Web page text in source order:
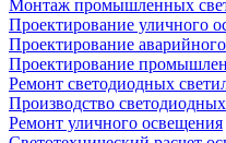
Монтаж промышленных
Проектирование уличного
Проектирование
Проектирование
Ремонт светодиодных
Производство
Ремонт уличного освещения